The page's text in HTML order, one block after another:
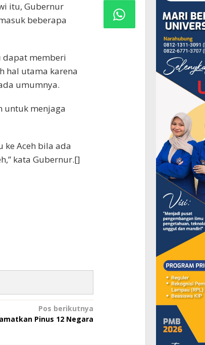
itu, Gubernur
beberapa
dapat memberi
hal utama karena
umumnya.
untuk menjaga
ke Aceh bila ada
kata Gubernur.[]
Pos berikutnya
Pinus 12 Negara